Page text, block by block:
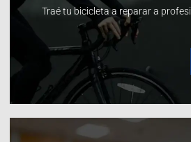
Traé tu bicicleta a reparar a